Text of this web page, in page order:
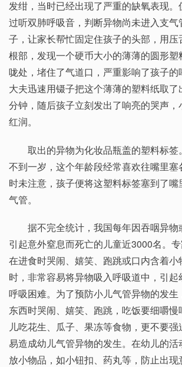
发绀，当时已经出现了严重的缺氧表现。
过听双肺呼吸音，判断异物尚未进入支
子，让家长帮忙固定住孩子的头部，用
根部，发现一个硬币大小的薄薄的圆形
咙处，堵住了气道口，严重影响了孩子的
大夫迅速用镊子把这个薄薄的塑料纸取
分钟，随后孩子立刻发出了响亮的哭声，
红润。
取出的异物为化妆品瓶盖的塑料标
不到一岁，这个年龄段经常喜欢往嘴里
时未注意，孩子便将这塑料标签塞到了
气管。
据不完全统计，我国每年因吞咽异
引起意外窒息而死亡的儿童近3000名。
在进食时哭闹、嬉笑、跑跳或口内含着
时，非常容易将异物吸入呼吸道中，引起
呼吸困难。为了预防小儿气管异物的发
东西时哭闹、嬉笑、跑跳，吃饭要细嚼
儿吃花生、瓜子、果冻等食物，更不要
易造成幼儿气管异物的发生。在幼儿的
放小物品，如小钮扣、药丸等，防止出